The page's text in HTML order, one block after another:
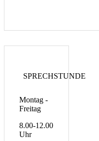
SPRECHSTUNDE
Montag -
Freitag
8.00-12.00
Uhr